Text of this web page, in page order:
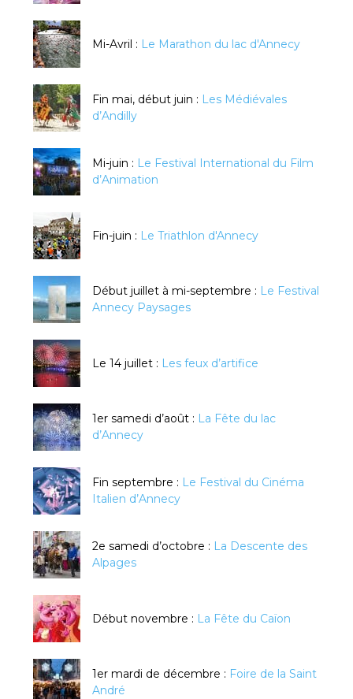
Mi-Avril : Le Marathon du lac d'Annecy
Fin mai, début juin : Les Médiévales
d’Andilly
Mi-juin : Le Festival International du Film
d’Animation
Fin-juin : Le Triathlon d'Annecy
Début juillet à mi-septembre : Le Festival
Annecy Paysages
Le 14 juillet : Les feux d’artifice
1er samedi d’août : La Fête du lac
d’Annecy
Fin septembre : Le Festival du Cinéma
Italien d’Annecy
2e samedi d’octobre : La Descente des
Alpages
Début novembre : La Fête du Caïon
1er mardi de décembre : Foire de la Saint
André